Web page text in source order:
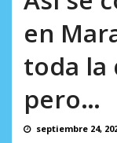
en
toda la
pero…
septiembre 24,